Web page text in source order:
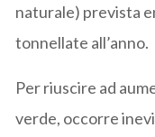
naturale) prevista
tonnellate all’anno.
Per riuscire ad
verde, occorre